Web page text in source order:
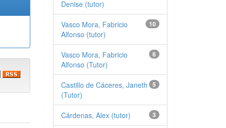
Denise (tutor)
10
Vasco Mora, Fabricio
Alfonso (tutor)
6
Vasco Mora, Fabricio
Alfonso (Tutor)
5
Castillo de Cáceres, Janeth
(Tutor)
3
Cárdenas, Alex (tutor)